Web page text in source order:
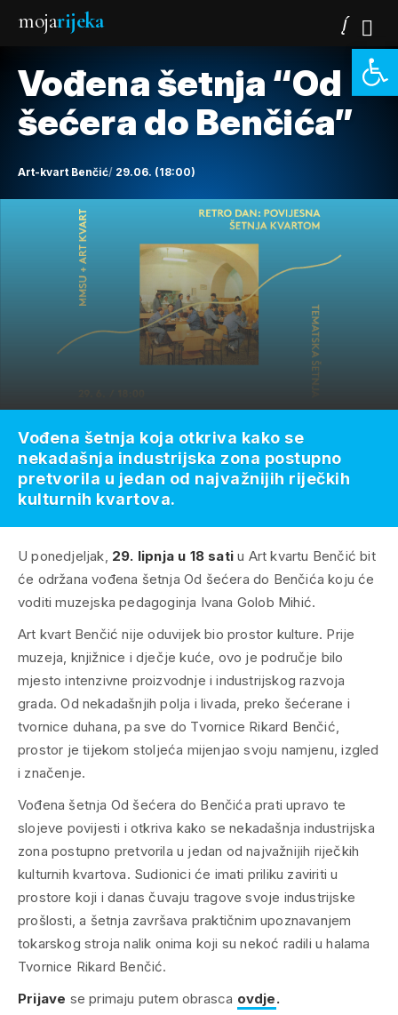
mojarijeka
Vođena šetnja “Od
šećera do Benčića”
Art-kvart Benčić 29.06. (18:00)
U ponedjeljak, 29. lipnja u 18 sati u Art kvartu Benčić bit
će održana vođena šetnja Od šećera do Benčićakoju će
voditi muzejska pedagoginja Ivana Golob Mihić.
Art kvart Benčić nije oduvijek bio prostor kulture. Prije
muzeja, knjižnice i dječje kuće, ovo je područje bilo
mjesto intenzivne proizvodnje i industrijskog razvoja
grada. Od nekadašnjih polja i livada, preko šećerane i
tvornice duhana, pa sve do Tvornice Rikard Benčić,
prostor je tijekom stoljeća mijenjao svoju namjenu, izgled
i značenje.
Vođena šetnja Od šećera do Benčića prati upravo te
slojeve povijesti i otkriva kako se nekadašnja industrijska
zona postupno pretvorila u jedan od najvažnijih riječkih
kulturnih kvartova. Sudionici će imati priliku zaviriti u
prostore koji i danas čuvaju tragove svoje industrijske
prošlosti, a šetnja završava praktičnim upoznavanjem
tokarskog stroja nalik onima koji su nekoć radili u halama
Tvornice Rikard Benčić.
Prijave se primaju putem obrasca ovdje.
Vođena šetnja koja otkriva kako se
nekadašnja industrijska zona postupno
pretvorila u jedan od najvažnijih riječkih
kulturnih kvartova.